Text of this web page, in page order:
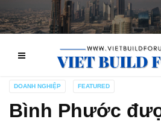
DOANH NGHIỆP FEATURED
Bình Phước